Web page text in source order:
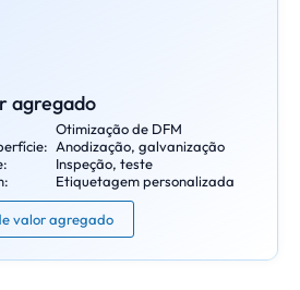
agregado
Otimização de DFM
Anodização, galvanização
Inspeção, teste
Etiquetagem personalizada
valor agregado